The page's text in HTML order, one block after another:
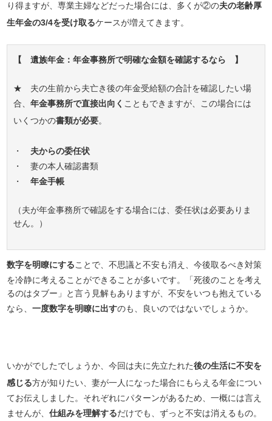
り得ますが、専業主婦などだった場合には、多くが②の夫の老齢厚
生年金の3/4を受け取るケースが増えてきます。
【 遺族年金：年金事務所で明確な金額を確認するなら 】
★ 夫の生前から夫亡き後の年金受給額の合計を確認したい場
合、年金事務所で直接出向く こともできますが、この場合には
いくつかの書類が必要。
・ 夫からの委任状
・ 妻の本人確認書類
・年金手帳
（夫が年金事務所で確認をする場合には、委任状は必要ありま
せん。）
数字を明瞭にすることで、不思議と不安も消え、今後取るべき対策
を冷静に考えることができることが多いです。「死後のことを考え
るのはタブー」と言う見解もありますが、不安をいつも抱えている
なら、一度数字を明瞭に出すのも、良いのではないでしょうか。
いかがでしたでしょうか、今回は夫に先立たれた後の生活に不安を
感じる方が知りたい、妻が一人になった場合にもらえる年金につい
てお伝えしました。それぞれにパターンがあるため、一概には言え
ませんが、仕組みを理解するだけでも、ずっと不安は消えるもの。